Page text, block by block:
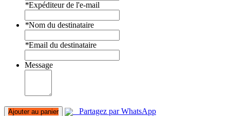
*Expéditeur de l'e-mail
*Nom du destinataire
*Email du destinataire
Message
Ajouter au panier Partagez par WhatsApp